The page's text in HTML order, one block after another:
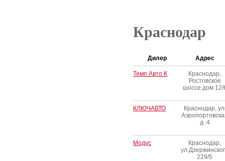
Краснодар
Дилер Адрес
Темп Авто К
Краснодар,
Ростовское
шоссе дом 12/
КЛЮЧАВТО
Краснодар,
д. 4
Модус
Краснодар,
229/5